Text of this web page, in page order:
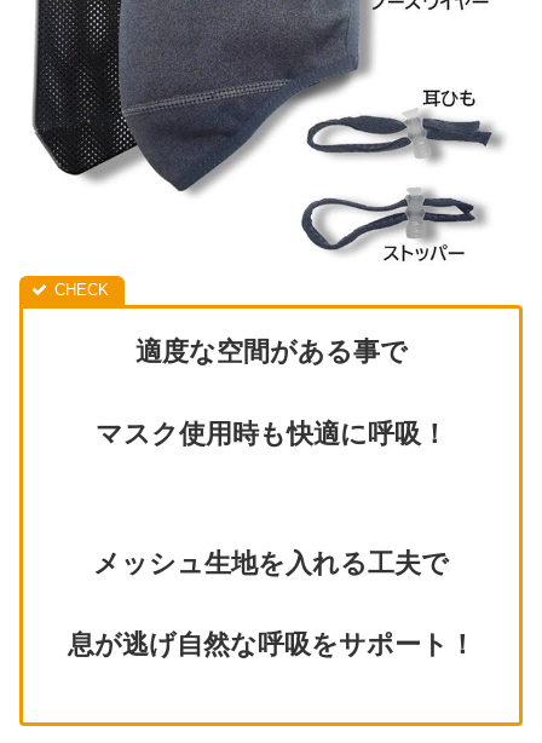
適度な空間がある事で
マスク使用時も快適に呼吸！
メッシュ生地を入れる工夫で
息が逃げ自然な呼吸をサポート！